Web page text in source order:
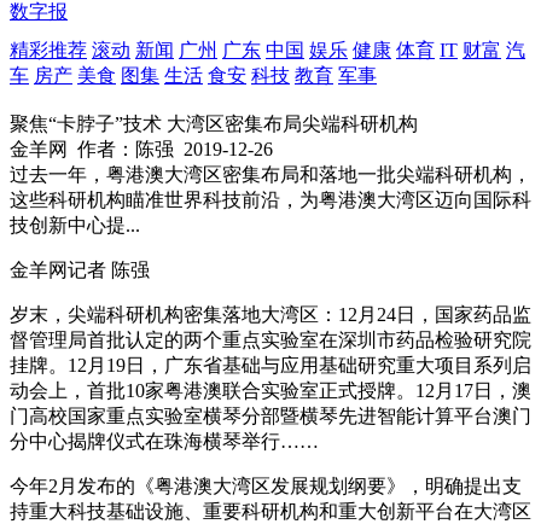
数字报
精彩推荐 滚动 新闻 广州 广东 中国 娱乐 健康 体育 IT 财富 汽
车 房产 美食 图集 生活 食安 科技 教育 军事
聚焦“卡脖子”技术 大湾区密集布局尖端科研机构
金羊网
作者：陈强 2019-12-26
过去一年，粤港澳大湾区密集布局和落地一批尖端科研机构，
这些科研机构瞄准世界科技前沿，为粤港澳大湾区迈向国际科
技创新中心提...
金羊网记者 陈强
岁末，尖端科研机构密集落地大湾区：12月24日，国家药品监
督管理局首批认定的两个重点实验室在深圳市药品检验研究院
挂牌。12月19日，广东省基础与应用基础研究重大项目系列启
动会上，首批10家粤港澳联合实验室正式授牌。12月17日，澳
门高校国家重点实验室横琴分部暨横琴先进智能计算平台澳门
分中心揭牌仪式在珠海横琴举行……
今年2月发布的《粤港澳大湾区发展规划纲要》，明确提出支
持重大科技基础设施、重要科研机构和重大创新平台在大湾区